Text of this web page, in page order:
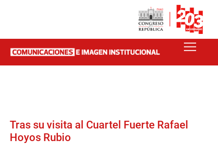
Tras su visita al Cuartel Fuerte Rafael
Hoyos Rubio